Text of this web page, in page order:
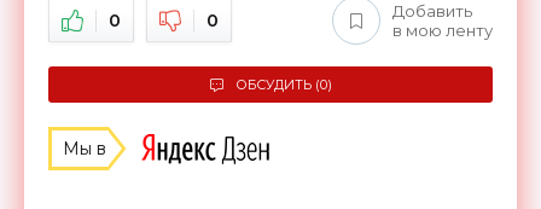
0 0
Добавить
в мою ленту
ОБСУДИТЬ (0)
Мы в